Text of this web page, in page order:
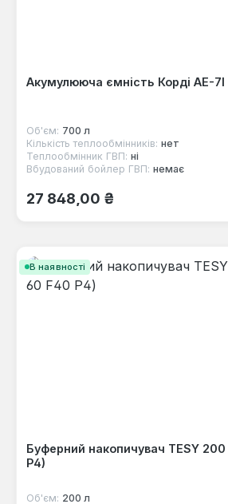
Акумулююча ємність Корді AE-7I
Об'єм: 700 л
Кількість теплообмінників: нет
Теплообмінник ГВП: ні
Вбудований бойлер ГВП: немає
Звичайна ціна:
27 848,00 ₴
В наявності
Буферний накопичувач TESY
P4)
Об'єм: 200 л